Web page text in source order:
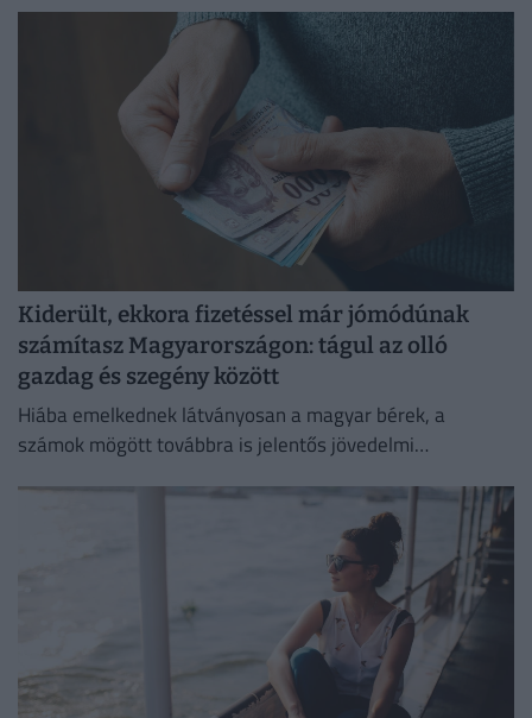
Kiderült, ekkora fizetéssel már jómódúnak
számítasz Magyarországon: tágul az olló
gazdag és szegény között
Hiába emelkednek látványosan a magyar bérek, a
számok mögött továbbra is jelentős jövedelmi